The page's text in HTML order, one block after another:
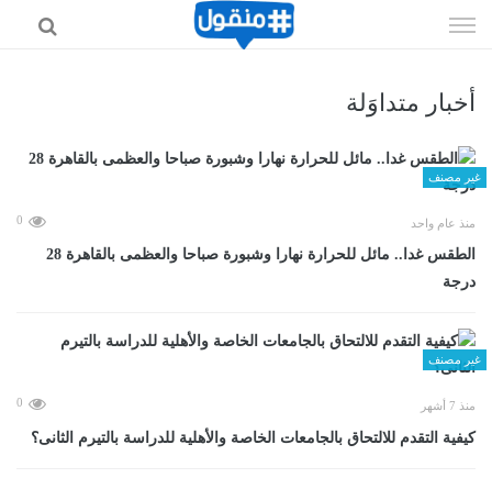
الى
أخبار متداوَلة
غير مصنف
منذ عام واحد 0
الطقس غدا.. مائل للحرارة نهارا وشبورة صباحا والعظمى بالقاهرة 28
درجة
غير مصنف
منذ 7 أشهر 0
كيفية التقدم للالتحاق بالجامعات الخاصة والأهلية للدراسة بالتيرم الثانى؟